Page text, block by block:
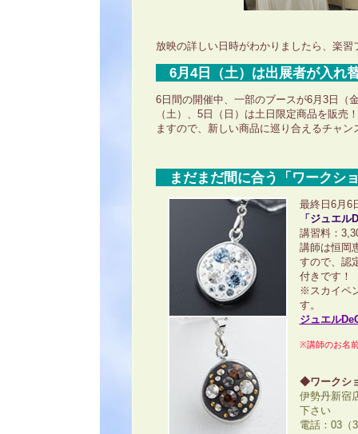
放映の詳しい日時がわかりましたら、楽
6月4日（土）は出展者が入れ
6日間の開催中、一部のブースが6月3日（
（土）、5日（日）は土日限定商品を販売
ますので、新しい商品に巡り合えるチャン
まだまだ間に合う「ワークシ
最終日6月6
「ジュエル
講習料：
講師は恒岡
すので、認
付きです！
※スカイペ
す。
ジュエル
※講師のお名
◆ワークシ
伊勢丹新宿
下さい
電話：03（